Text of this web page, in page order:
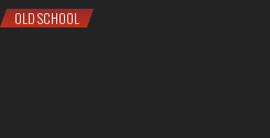
OLD SCHOOL